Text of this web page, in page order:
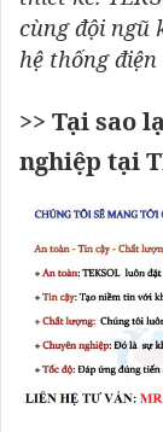
cùng đội ngũ
hệ thống
>> Tại sao
nghiệp tại